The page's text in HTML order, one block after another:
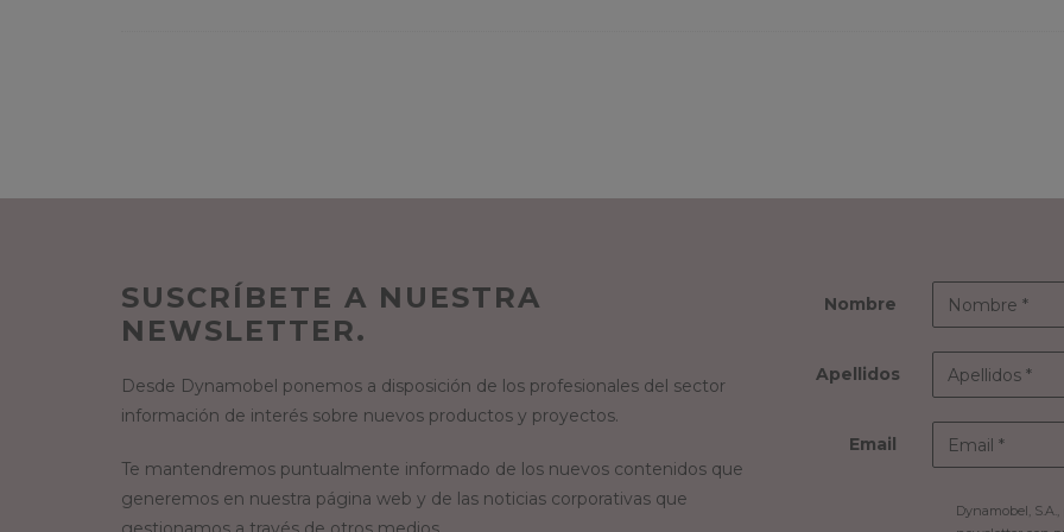
SUSCRÍBETE A NUESTRA
NEWSLETTER.
Desde Dynamobel ponemos a disposición de los profesionales del sector
información de interés sobre nuevos productos y proyectos.
Te mantendremos puntualmente informado de los nuevos contenidos que
generemos en nuestra página web y de las noticias corporativas que
Nombre
Apellidos
Email
Dynamobel,